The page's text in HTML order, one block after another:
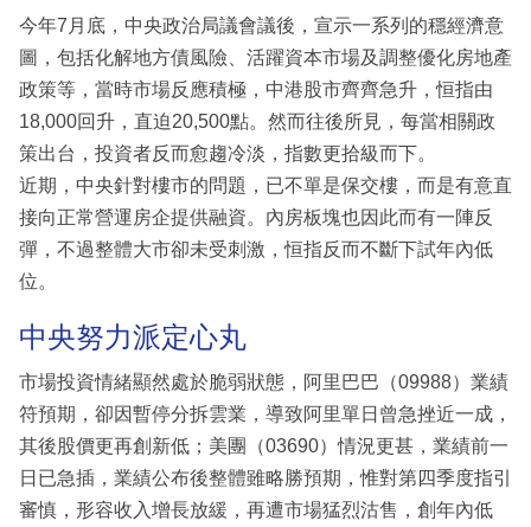
今年7月底，中央政治局議會議後，宣示一系列的穩經濟意
圖，包括化解地方債風險、活躍資本市場及調整優化房地產
政策等，當時市場反應積極，中港股市齊齊急升，恒指由
18,000回升，直迫20,500點。然而往後所見，每當相關政
策出台，投資者反而愈趨冷淡，指數更拾級而下。
近期，中央針對樓市的問題，已不單是保交樓，而是有意直
接向正常營運房企提供融資。內房板塊也因此而有一陣反
彈，不過整體大市卻未受刺激，恒指反而不斷下試年內低
位。
中央努力派定心丸
市場投資情緒顯然處於脆弱狀態，阿里巴巴（09988）業績
符預期，卻因暫停分拆雲業，導致阿里單日曾急挫近一成，
其後股價更再創新低；美團（03690）情況更甚，業績前一
日已急插，業績公布後整體雖略勝預期，惟對第四季度指引
審慎，形容收入增長放緩，再遭市場猛烈沽售，創年內低